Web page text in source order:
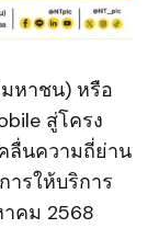
หาชน) หรือ
สู่โครง
ลื่นความถี่ย่าน
ารให้บริการ
คม 2568